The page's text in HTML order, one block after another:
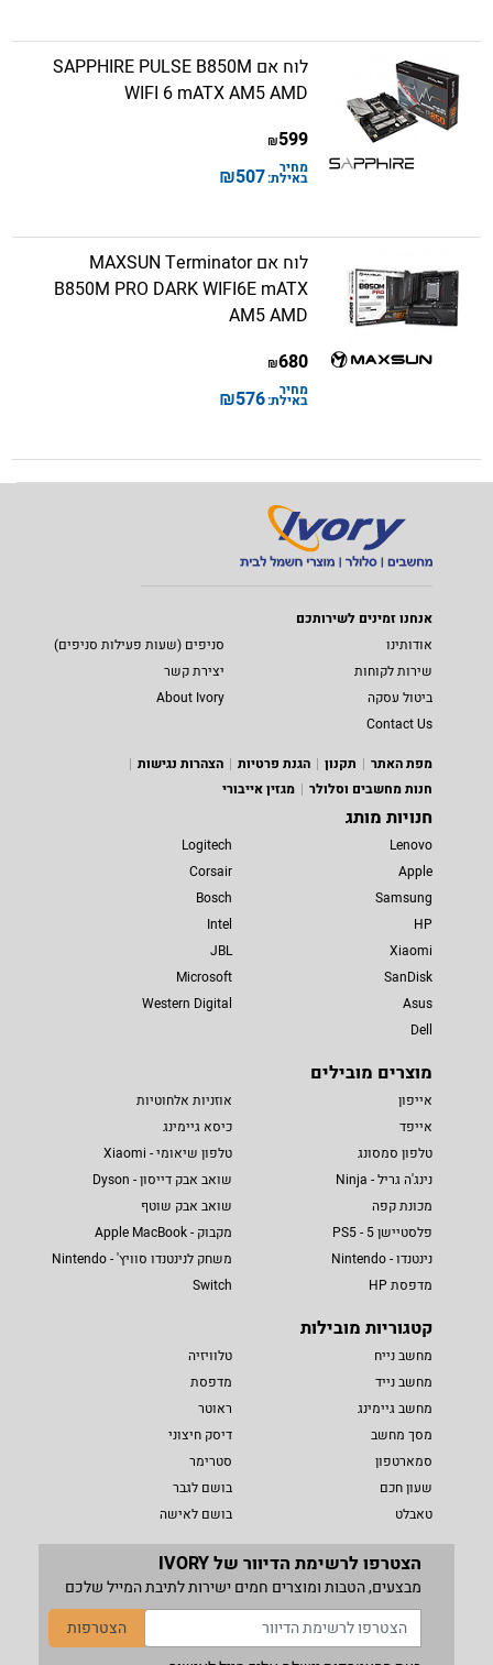
לוח אם SAPPHIRE PULSE B850M
WIFI 6 mATX AM5 AMD
599
₪
מחיר
באילת:507
₪
לוח אם MAXSUN Terminator
B850M PRO DARK WIFI6E mATX
AM5 AMD
680
₪
מחיר
באילת:576
₪
אנחנו זמינים לשירותכם
אודותינו
סניפים (שעות פעילות סניפים)
שירות לקוחות
יצירת קשר
ביטול עסקה
About Ivory
Contact Us
מפת האתר
תקנון הגנת פרטיות
הצהרות נגישות
חנות מחשבים וסלולר
מגזין אייבורי
חנויות מותג
Lenovo
Apple
Samsung
HP
Xiaomi
SanDisk
Asus
Dell
Logitech
Corsair
Bosch
Intel
JBL
Microsoft
Western Digital
מוצרים מובילים
אייפון
אייפד
טלפון סמסונג
נינג'ה גריל - Ninja
מכונת קפה
פלסטיישן 5 - PS5
נינטנדו - Nintendo
מדפסת HP
אוזניות אלחוטיות
כיסא גיימינג
טלפון שיאומי - Xiaomi
שואב אבק דייסון - Dyson
שואב אבק שוטף
מקבוק - Apple MacBook
משחק לנינטנדו סוויץ' - Nintendo
Switch
קטגוריות מובילות
מחשב נייח
מחשב נייד
מחשב גיימינג
מסך מחשב
סמארטפון
שעון חכם
טאבלט
טלוויזיה
מדפסת
ראוטר
דיסק חיצוני
סטרימר
בושם לגבר
בושם לאישה
הצטרפו לרשימת הדיוור של IVORY
מבצעים, הטבות ומוצרים חמים ישירות לתיבת המייל שלכם
הצטרפות